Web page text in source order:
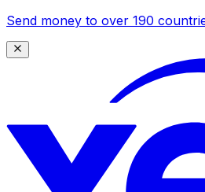
Send money to over 190